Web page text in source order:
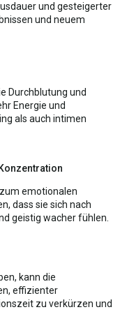
und gesteigerter
und neuem
Durchblutung und
Energie und
als auch intimen
emotionalen
dass sie sich nach
geistig wacher fühlen.
kann die
effizienter
zu verkürzen und